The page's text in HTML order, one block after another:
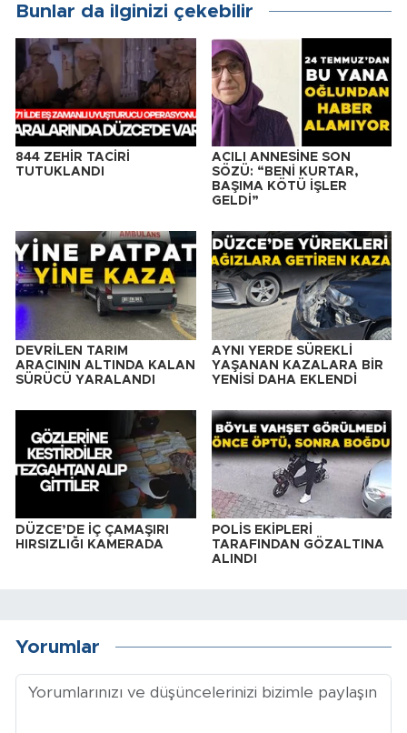
Bunlar da ilginizi çekebilir
844 ZEHİR TACİRİ
TUTUKLANDI
ACILI ANNESİNE SON
SÖZÜ: “BENİ KURTAR,
BAŞIMA KÖTÜ İŞLER
GELDİ”
DEVRİLEN TARIM
ARACININ ALTINDA KALAN
SÜRÜCÜ YARALANDI
AYNI YERDE SÜREKLİ
YAŞANAN KAZALARA BİR
YENİSİ DAHA EKLENDİ
DÜZCE’DE İÇ ÇAMAŞIRI
HIRSIZLIĞI KAMERADA
POLİS EKİPLERİ
TARAFINDAN GÖZALTINA
ALINDI
Yorumlar